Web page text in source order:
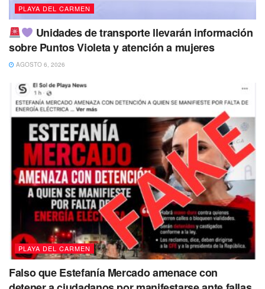
PLAYA DEL CARMEN
Unidades de transporte llevarán información
sobre Puntos Violeta y atención a mujeres
AGOSTO 6, 2026
PLAYA DEL CARMEN
Falso que Estefanía Mercado amenace con